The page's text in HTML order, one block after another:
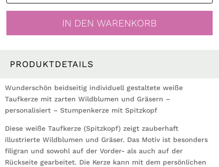
Kerze
beidseitig
mit
zarten
Wildblumen
Wildgräsern
Menge
IN DEN WARENKORB
PRODUKTDETAILS
Wunderschön beidseitig individuell gestaltete weiße
Taufkerze mit zarten Wildblumen und Gräsern –
personalisiert – Stumpenkerze mit Spitzkopf
Diese weiße Taufkerze (Spitzkopf) zeigt zauberhaft
illustrierte Wildblumen und Gräser. Das Motiv ist besonders
filigran und sowohl auf der Vorder- als auch auf der
Rückseite gearbeitet. Die Kerze kann mit dem persönlichen